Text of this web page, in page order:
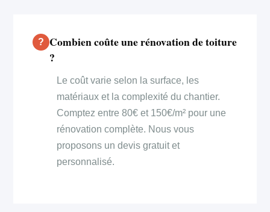
Combien coûte une rénovation de toiture
?
Le coût varie selon la surface, les
matériaux et la complexité du chantier.
Comptez entre 80€ et 150€/m² pour une
rénovation complète. Nous vous
proposons un devis gratuit et
personnalisé.